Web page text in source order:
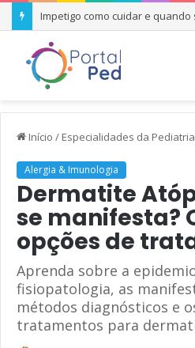
Impetigo como cuidar e quando
Início / Especialidades da Pediatria
Alergia & Imunologia
Dermatite
se manifesta?
opções de
Aprenda sobre a
fisiopatologia, as
métodos diagnósticos e
tratamentos para